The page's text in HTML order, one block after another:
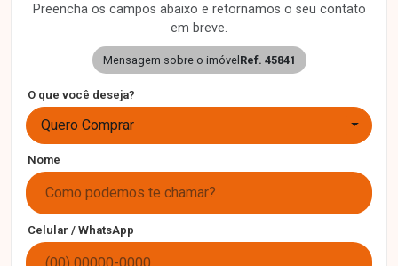
Preencha os campos abaixo e retornamos o seu contato
em breve.
Mensagem sobre o imóvelRef. 45841
O que você deseja?
Quero Comprar
Nome
Celular / WhatsApp